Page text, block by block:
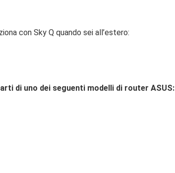
con Sky Q quando sei all’estero:
di uno dei seguenti modelli di router ASUS: